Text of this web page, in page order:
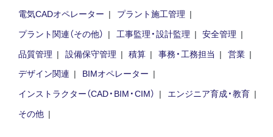
電気CADオペレーター
プラント施工管理
プラント関連（その他）
工事監理・設計監理
安全管理
品質管理
設備保守管理 積算 事務・工務担当
営業
デザイン関連
BIMオペレーター
インストラクター（CAD・BIM・CIM）
エンジニア育成・教育
その他